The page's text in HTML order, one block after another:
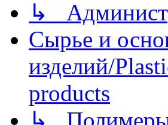
↳
Сырье и
изделий/
products
↳ Полимеры/